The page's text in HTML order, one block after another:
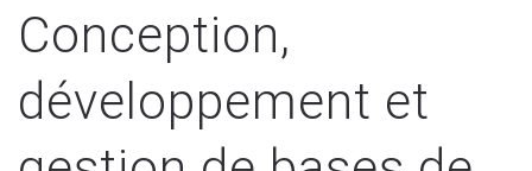
Conception,
développement et